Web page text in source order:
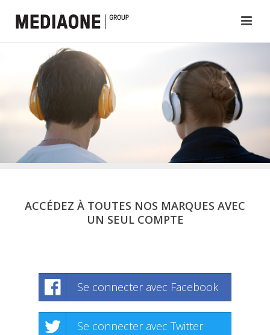
ACCÉDEZ À TOUTES NOS MARQUES AVEC
UN SEUL COMPTE
Se connecter avec Facebook
Se connecter avec Twitter